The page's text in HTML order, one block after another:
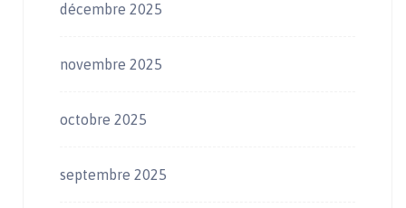
décembre 2025
novembre 2025
octobre 2025
septembre 2025